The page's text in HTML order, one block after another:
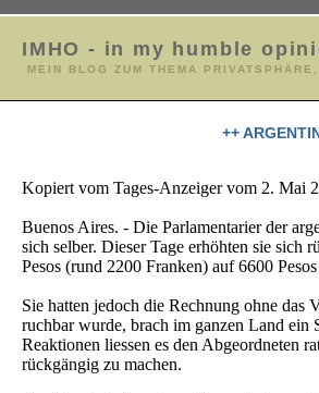
IMHO - in my humble
MEIN BLOG ZUM THEMA
++
Kopiert vom Tages-Anzeiger vom 2. Mai
Buenos Aires. - Die Parlamentarier der
sich selber. Dieser Tage erhöhten sie
Pesos (rund 2200 Franken) auf 6600
Sie hatten jedoch die Rechnung ohne das
ruchbar wurde, brach im ganzen Land ein
Reaktionen liessen es den Abgeordneten
rückgängig zu machen.